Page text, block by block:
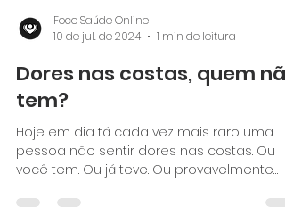
Foco Saúde Online
10 de jul. de 2024
1 min de leitura
Dores nas costas, quem não
tem?
Hoje em dia tá cada vez mais raro uma
pessoa não sentir dores nas costas. Ou
você tem. Ou já teve. Ou provavelmente